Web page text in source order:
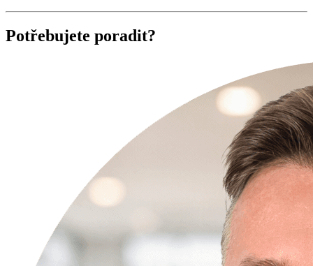
Potřebujete poradit?